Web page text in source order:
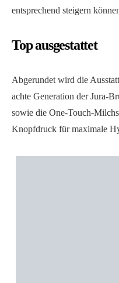
entsprechend steigern
Top ausgestattet
Abgerundet wird die
achte Generation der Jura-
sowie die One-Touch-
Knopfdruck für maximale